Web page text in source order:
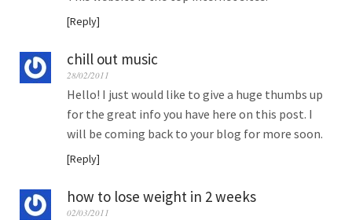
Reply
chill out music
28/02/2011
Hello! I just would like to give a huge thumbs up
for the great info you have here on this post. I
will be coming back to your blog for more soon.
Reply
how to lose weight in 2 weeks
02/03/2011